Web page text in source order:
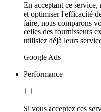
En acceptant ce
et optimiser l'efficacité
faire, nous comparons
celles des fournisseurs
utilisiez déjà leurs
Google Ads
Performance
Si vous acceptez ces